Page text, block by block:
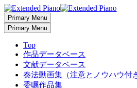
Primary Menu
Primary Menu
Top
作品データベース
文献データベース
奏法動画集（注意とノウハウ付
委嘱作品集